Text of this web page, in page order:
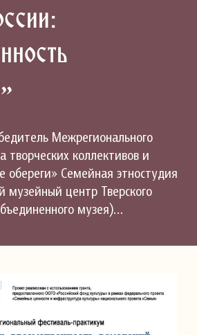
Межрегионального
творческих коллективов и
обереги» Семейная этностудия
центр Тверского
музея)…